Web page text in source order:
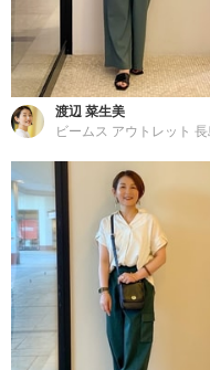
渡辺 菜生美
ビームス アウトレット 長